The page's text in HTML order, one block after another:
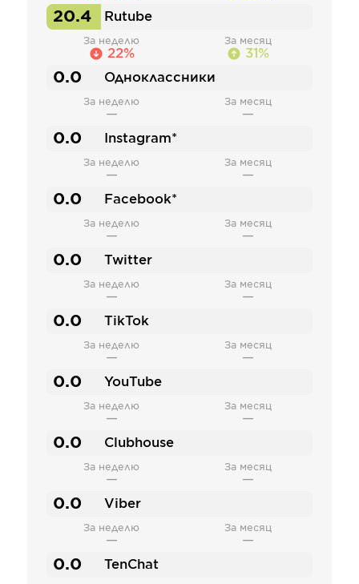
20.4 Rutube
За неделю
22%
За месяц
31%
0.0 Одноклассники
За неделю
—
За месяц
—
0.0 Instagram*
За неделю
—
За месяц
—
0.0 Facebook*
За неделю
—
За месяц
—
0.0 Twitter
За неделю
—
За месяц
—
0.0 TikTok
За неделю
—
За месяц
—
0.0 YouTube
За неделю
—
За месяц
—
0.0 Clubhouse
За неделю
—
За месяц
—
0.0 Viber
За неделю
—
За месяц
—
0.0 TenChat